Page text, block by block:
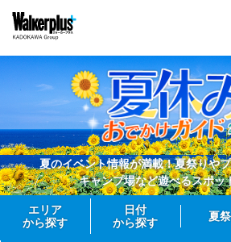
夏のイベント情報が満載！夏祭りや
キャンプ場など遊べるスポッ
エリア
から探す
日付
から探す
夏